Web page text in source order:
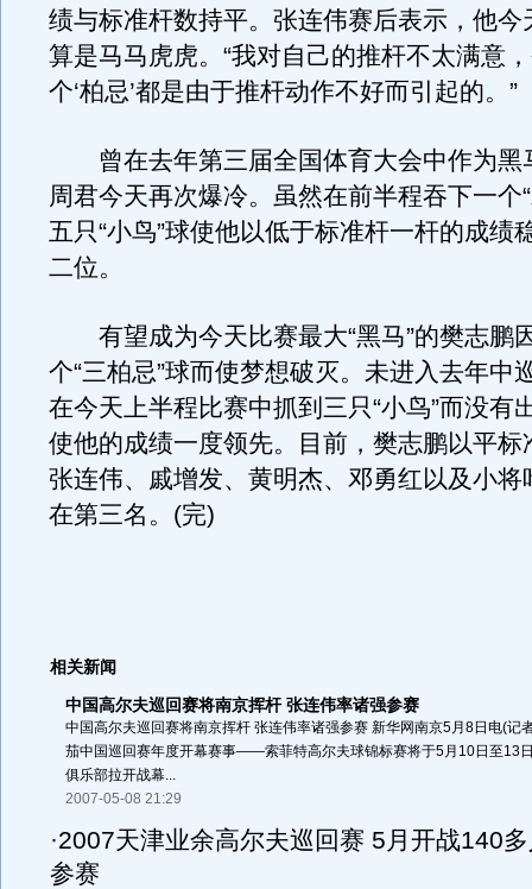
绩与标准杆数持平。张连伟赛后表示，他今
算是马马虎虎。“我对自己的推杆不太满意
个‘柏忌’都是由于推杆动作不好而引起的。”
曾在去年第三届全国体育大会中作为黑
周君今天再次爆冷。虽然在前半程吞下一个
五只“小鸟”球使他以低于标准杆一杆的成绩
二位。
有望成为今天比赛最大“黑马”的樊志鹏
个“三柏忌”球而使梦想破灭。未进入去年中
在今天上半程比赛中抓到三只“小鸟”而没有
使他的成绩一度领先。目前，樊志鹏以平标
张连伟、戚增发、黄明杰、邓勇红以及小将
在第三名。(完)
相关新闻
中国高尔夫巡回赛将南京挥杆 张连伟率诸强参赛
中国高尔夫巡回赛将南京挥杆 张连伟率诸强参赛 新华网南京5月8日电(记
茄中国巡回赛年度开幕赛事——索菲特高尔夫球锦标赛将于5月10日至13
俱乐部拉开战幕...
2007-05-08 21:29
·2007天津业余高尔夫巡回赛 5月开战140
参赛